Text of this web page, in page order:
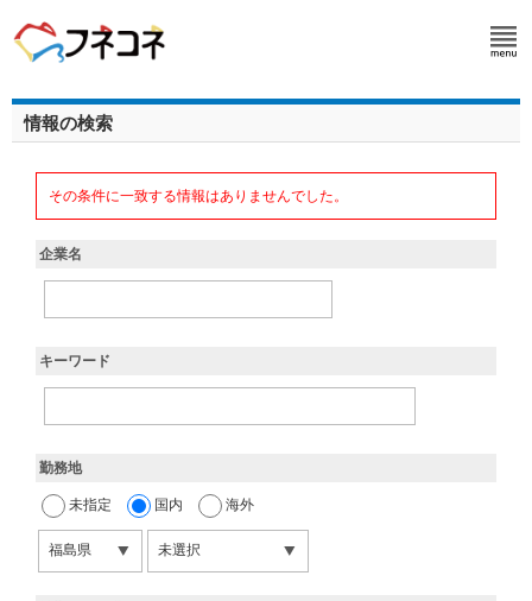
情報の検索
その条件に一致する情報はありませんでした。
企業名
キーワード
勤務地
未指定 国内 海外